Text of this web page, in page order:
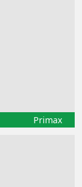
Primax